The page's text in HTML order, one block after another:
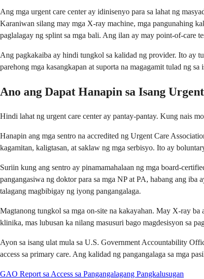
Ang mga urgent care center ay idinisenyo para sa lahat ng
Karaniwan silang may mga X-ray machine, mga pangunahing
paglalagay ng splint sa mga bali. Ang ilan ay may point-of-care
Ang pagkakaiba ay hindi tungkol sa kalidad ng provider. Ito ay
parehong mga kasangkapan at suporta na magagamit tulad ng
Ano ang Dapat Hanapin sa Isang
Hindi lahat ng urgent care center ay pantay-pantay. Kung nais
Hanapin ang mga sentro na accredited ng Urgent Care
kagamitan, kaligtasan, at saklaw ng mga serbisyo. Ito ay
Suriin kung ang sentro ay pinamamahalaan ng mga board-
pangangasiwa ng doktor para sa mga NP at PA, habang ang
talagang magbibigay ng iyong pangangalaga.
Magtanong tungkol sa mga on-site na kakayahan. May X-ray
klinika, mas lubusan ka nilang masusuri bago magdesisyon sa
Ayon sa isang ulat mula sa U.S. Government Accountability
access sa primary care. Ang kalidad ng pangangalaga sa mga
GAO Report sa Access sa Pangangalagang Pangkalusugan